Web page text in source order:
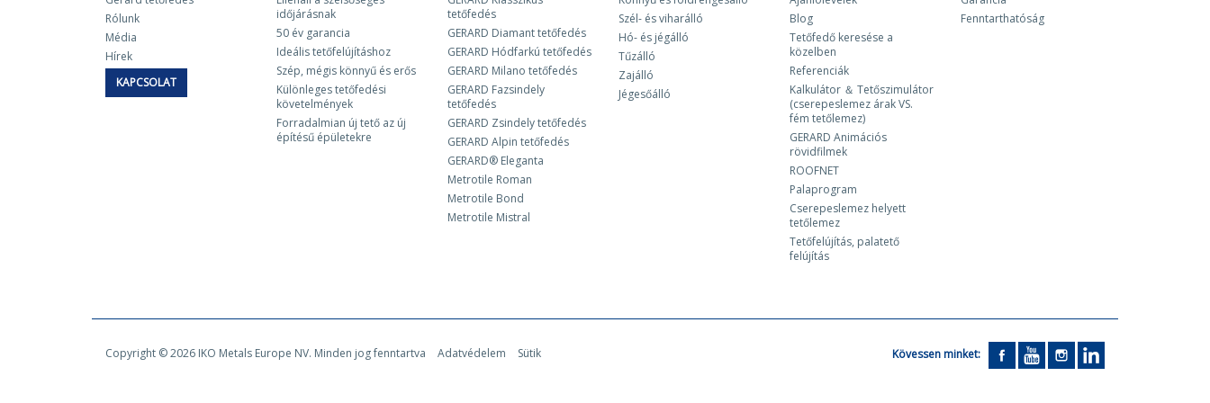
Rólunk
Média
Hírek
KAPCSOLAT
időjárásnak
50 év garancia
Ideális tetőfelújításhoz
Szép, mégis könnyű és erős
Különleges tetőfedési
követelmények
Forradalmian új tető az új
építésű épületekre
tetőfedés
GERARD Diamant tetőfedés
GERARD Hódfarkú tetőfedés
GERARD Milano tetőfedés
GERARD Fazsindely
tetőfedés
GERARD Zsindely tetőfedés
GERARD Alpin tetőfedés
GERARD® Eleganta
Metrotile Roman
Metrotile Bond
Metrotile Mistral
Szél- és viharálló
Hó- és jégálló
Tűzálló
Zajálló
Jégesőálló
Blog
Tetőfedő keresése a
közelben
Referenciák
Kalkulátor ＆ Tetőszimulátor
(cserepeslemez árak VS.
fém tetőlemez)
GERARD Animációs
rövidfilmek
ROOFNET
Palaprogram
Cserepeslemez helyett
tetőlemez
Tetőfelújítás, palatető
felújítás
Fenntarthatóság
Copyright © 2026 IKO Metals Europe NV. Minden jog fenntartva Adatvédelem Sütik Kövessen minket: